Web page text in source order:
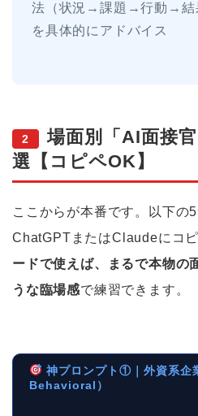
法（状況→課題→行動→結
を具体的にアドバイス
2
場面別「AI面接
選【コピペOK】
ここからが本番です。以下の
ChatGPTまたはClaudeにコピ
ードで使えば、まるで本物の
うな臨場感で練習できます。
神プロンプト①｜外資系企
Behavioral）